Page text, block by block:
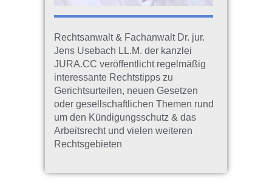
Rechtsanwalt & Fachanwalt Dr. jur.
Jens Usebach LL.M. der kanzlei
JURA.CC veröffentlicht regelmäßig
interessante Rechtstipps zu
Gerichtsurteilen, neuen Gesetzen
oder gesellschaftlichen Themen rund
um den Kündigungsschutz & das
Arbeitsrecht und vielen weiteren
Rechtsgebieten